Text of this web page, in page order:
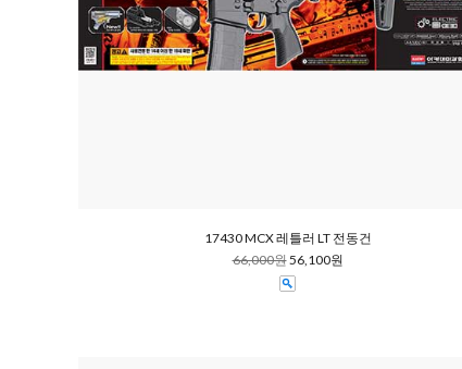
17430 MCX 레틀러 LT 전동건
66,000원56,100원